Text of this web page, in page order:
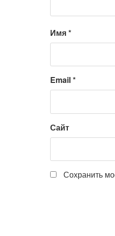
Имя*
Email*
Сайт
Сохранить